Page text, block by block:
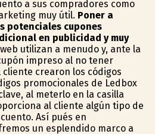
a sus compradores como
muy útil. Poner a
potenciales cupones
en publicidad y muy
utilizan a menudo y, ante la
impreso al no tener
crearon los códigos
promocionales de Ledbox
al meterlo en la casilla
al cliente algún tipo de
Así pués en
un esplendido marco a